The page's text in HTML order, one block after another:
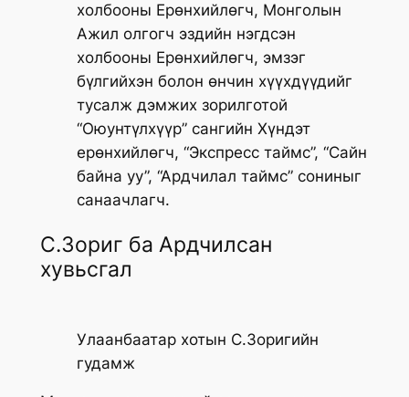
холбооны Ерөнхийлөгч, Монголын
Ажил олгогч эздийн нэгдсэн
холбооны Ерөнхийлөгч, эмзэг
бүлгийхэн болон өнчин хүүхдүүдийг
тусалж дэмжих зорилготой
“Оюунтүлхүүр” сангийн Хүндэт
ерөнхийлөгч, “Экспресс таймс”, “Сайн
байна уу”, “Ардчилал таймс” сониныг
санаачлагч.
С.Зориг ба Ардчилсан
хувьсгал
Улаанбаатар хотын С.Зоригийн
гудамж